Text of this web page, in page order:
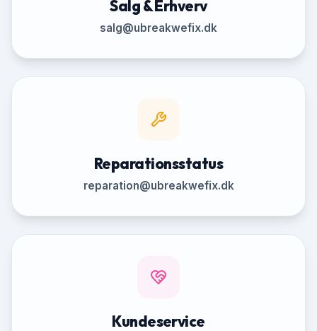
Salg & Erhverv
salg@ubreakwefix.dk
Reparationsstatus
reparation@ubreakwefix.dk
Kundeservice